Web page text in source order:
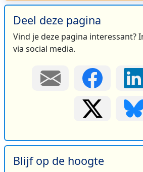
Deel deze pagina
Vind je deze pagina interessant?
via social media.
Blijf op de hoogte